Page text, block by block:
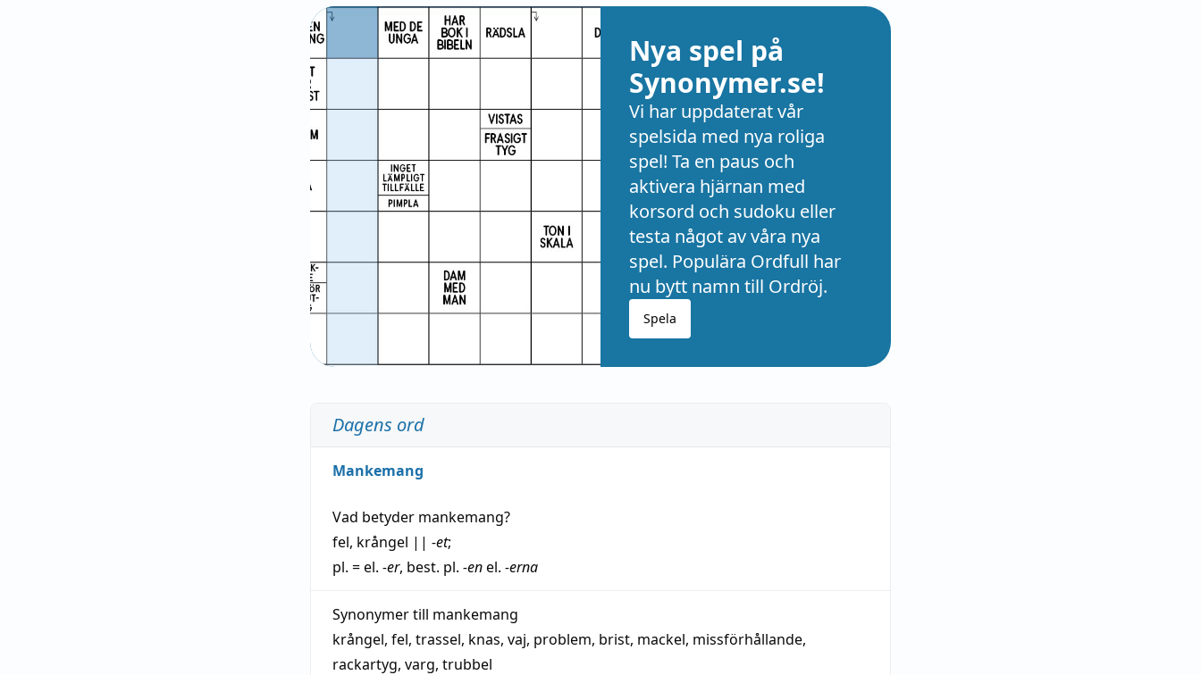
Nya spel på
Synonymer.se!
Vi har uppdaterat vår
spelsida med nya roliga
spel! Ta en paus och
aktivera hjärnan med
korsord och sudoku eller
testa något av våra nya
spel. Populära Ordfull har
nu bytt namn till Ordröj.
Spela
Dagens ord
Mankemang
Vad betyder mankemang?
fel, krångel || -et;
pl. = el. -er, best. pl. -enel. -erna
Synonymer till mankemang
krångel, fel, trassel, knas, vaj, problem, brist, mackel, missförhållande,
rackartyg, varg, trubbel